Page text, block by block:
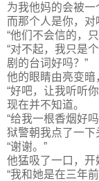
为我他妈的会被
而那个人是你，对
“他们不会信的，
“对不起，我只是
剧的台词好吗？”
他的眼睛由亮变暗
“好吧，让我听听
现在并不知道。
“给我一根香烟好
狱警朝我点了一下
“谢谢。”
他猛吸了一口，开
“我和她是在三年